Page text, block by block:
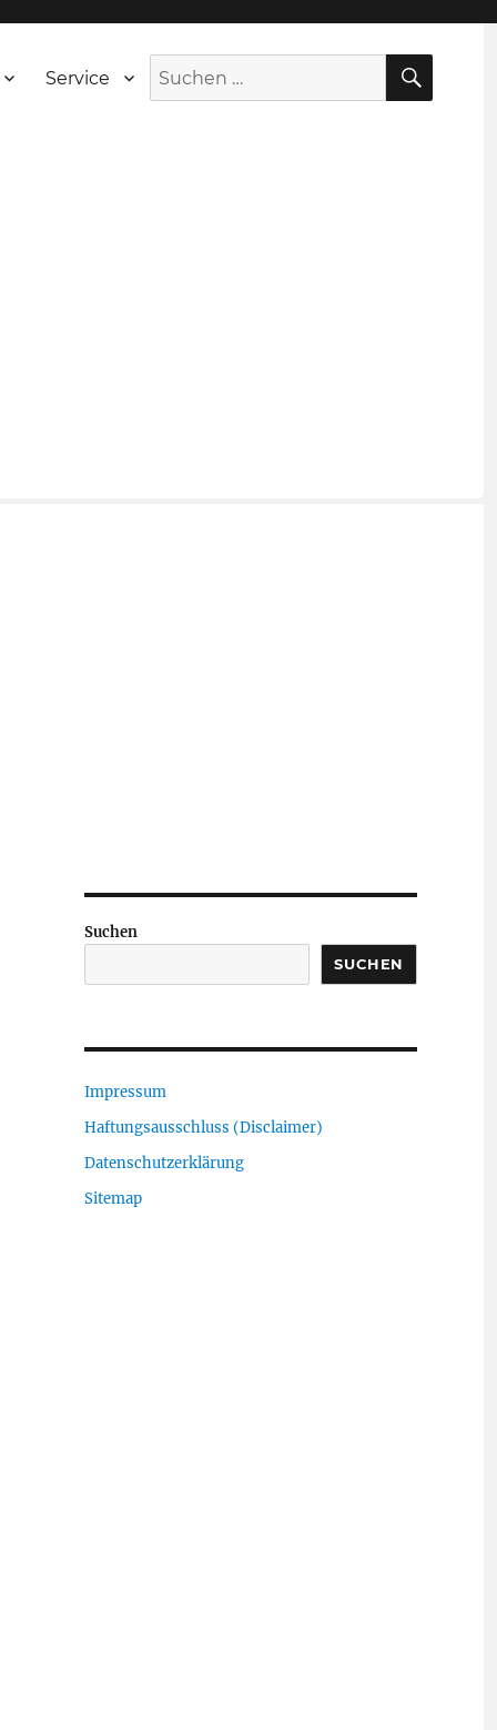
Service
Suche
nach:
Suchen
SUCHEN
Impressum
Haftungsausschluss (Disclaimer)
Datenschutzerklärung
Sitemap